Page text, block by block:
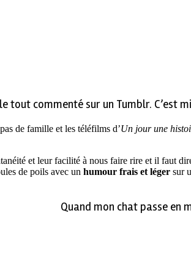
tout commenté sur un Tumblr. C’est
de famille et les téléfilms d’Un jour une
et leur facilité à nous faire rire et il faut
de poils avec un humour frais et léger sur
Quand mon chat passe en